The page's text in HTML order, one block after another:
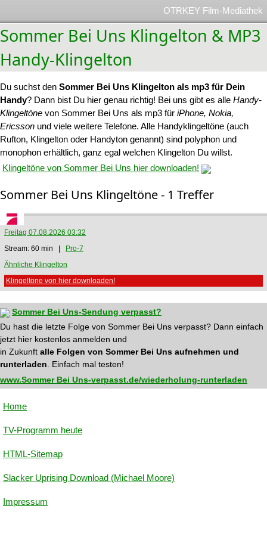
OTRKEY Film-Mediathek
Sommer Bei Uns Klingelton & MP3
Handy-Klingelton
Du suchst den Sommer Bei Uns Klingelton als mp3 für Dein
Handy? Dann bist Du hier genau richtig! Bei uns gibt es alle Handy-
Klingeltöne von Sommer Bei Uns als mp3 für iPhone, Nokia,
Ericsson und viele weitere Telefone. Alle Handyklingeltöne (auch
Rufton, Klingelton oder Handyton genannt) sind polyphon und
monophon erhältlich, ganz egal welchen Klingelton Du willst.
Klingeltöne von Sommer Bei Uns hier downloaden!
Sommer Bei Uns Klingeltöne - 1 Treffer
Freitag 07.08.2026 03:32
Stream: 60 min |
Pro-7
Ähnliche Klingelton
Klingeltöne von hier downloaden!
Sommer Bei Uns-Sendung verpasst?
Du hast die letzte Folge von Sommer Bei Uns verpasst? Dann einfach
jetzt hier kostenlos anmelden und
in Zukunft alle Folgen von Sommer Bei Uns aufnehmen und
runterladen . Einfach mal testen!
www.Sommer Bei Uns-verpasst.de/wiederholung-runterladen
Home
TV-Programm heute
HTML-Sitemap
Slacker Uprising Download (Michael Moore)
Impressum